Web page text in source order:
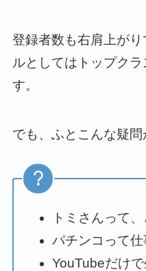
登録者数も右肩上が
ルとしてはトップク
す。
でも、ふとこんな疑
トミさんって
パチンコって仕
YouTubeだけ